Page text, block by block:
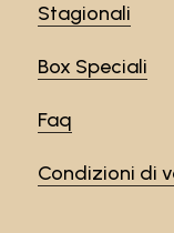
Stagionali
Box Speciali
Faq
Condizioni di